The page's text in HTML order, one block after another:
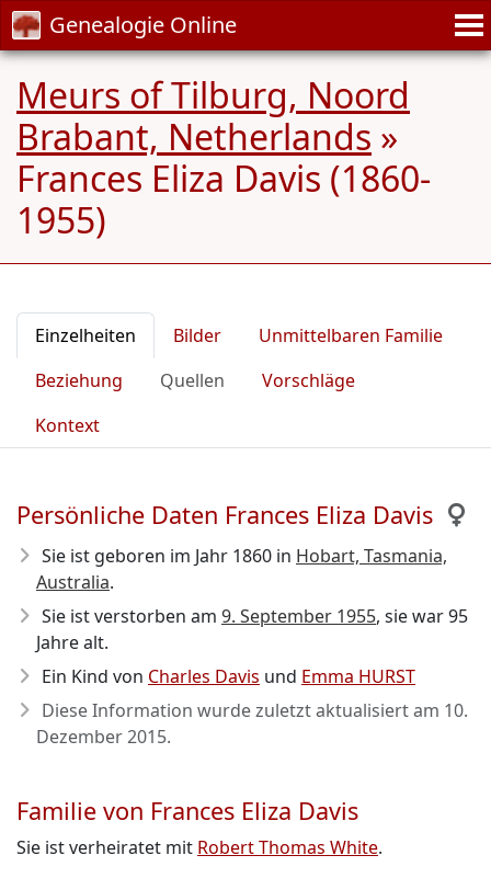
Genealogie Online
Meurs of Tilburg, Noord
Brabant, Netherlands »
Frances Eliza Davis (1860-
1955)
Einzelheiten Bilder
Unmittelbaren Familie
Beziehung
Quellen
Vorschläge
Kontext
Persönliche Daten Frances Eliza Davis
Sie ist geboren im Jahr 1860 in Hobart, Tasmania,
Australia.
Sie ist verstorben am 9. September 1955, sie war 95
Jahre alt.
Ein Kind von Charles Davis und Emma HURST
Diese Information wurde zuletzt aktualisiert am 10.
Dezember 2015.
Familie von Frances Eliza Davis
Sie ist verheiratet mit Robert Thomas White.